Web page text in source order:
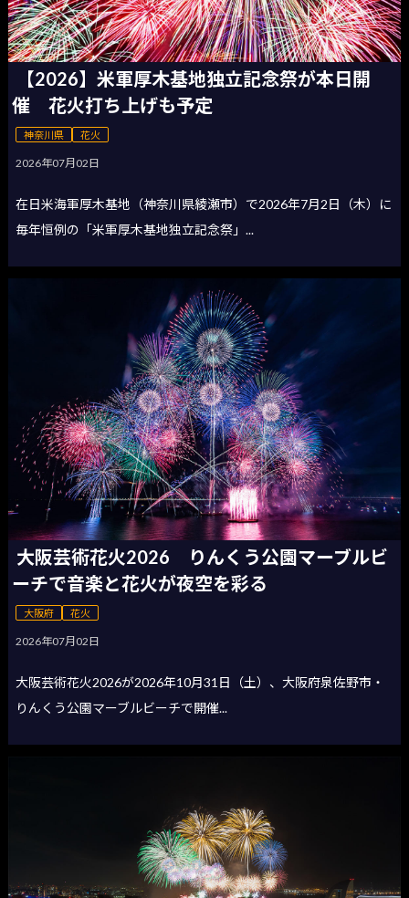
【2026】米軍厚木基地独立記念祭が本日開
催 花火打ち上げも予定
神奈川県 花火
2026年07月02日
在日米海軍厚木基地（神奈川県綾瀬市）で2026年7月2日（木）に
毎年恒例の「米軍厚木基地独立記念祭」...
大阪芸術花火2026 りんくう公園マーブルビ
ーチで音楽と花火が夜空を彩る
大阪府 花火
2026年07月02日
大阪芸術花火2026が2026年10月31日（土）、大阪府泉佐野市・
りんくう公園マーブルビーチで開催...